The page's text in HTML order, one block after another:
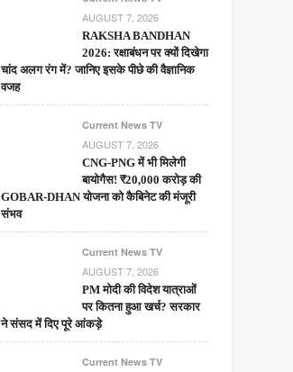
AUGUST 7, 2026
RAKSHA BANDHAN
2026: रक्षाबंधन पर क्यों दिखेगा
चांद अलग रंग में? जानिए इसके पीछे की वैज्ञानिक
वजह
Current News TV
AUGUST 7, 2026
CNG-PNG में भी मिलेगी
बायोगैस! ₹20,000 करोड़ की
GOBAR-DHAN योजना को कैबिनेट की मंजूरी
संभव
Current News TV
AUGUST 7, 2026
PM मोदी की विदेश यात्राओं
पर कितना हुआ खर्च? सरकार
ने संसद में दिए पूरे आंकड़े
Current News TV